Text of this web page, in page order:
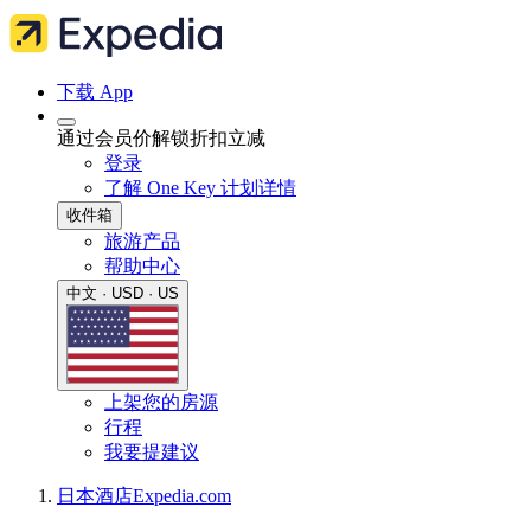
下载 App
通过会员价解锁折扣立减
登录
了解 One Key 计划详情
收件箱
旅游产品
帮助中心
中文 · USD · US
上架您的房源
行程
我要提建议
日本酒店Expedia.com